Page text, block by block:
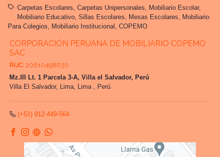
Carpetas Escolares Carpetas Unipersonales
Mobiliario Escolar
Mobiliario Educativo Sillas Escolares Mesas Escolares
Mobiliario
Para Colegios
Mobiliario Institucional COPEMO
CORPORACIÓN PERUANA DE MOBILIARIO COPEMO
SAC
RUC: 20610498630
Mz.III Lt. 1 Parcela 3-A, Villa el Salvador, Perú
Villa El Salvador, Lima, Lima , Perú
(+51) 912-449-564